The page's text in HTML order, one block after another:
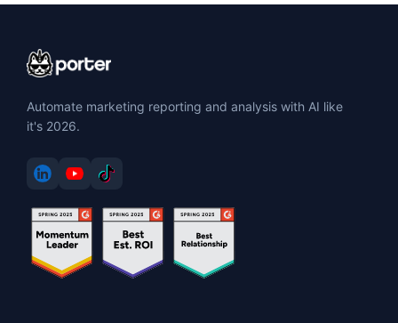
Automate marketing reporting and analysis with AI like
it's 2026.